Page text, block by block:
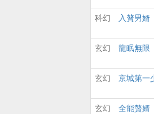
科幻 入贅男婿
玄幻 龍眠無限
玄幻 京城第一
玄幻 全能贅婿